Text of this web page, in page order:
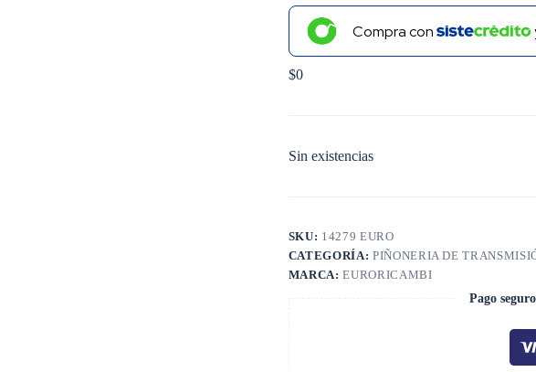
Compra con
$0
Sin existencias
SKU: 14279 EURO
CATEGORÍA: PIÑONERIA DE
MARCA:EURORICAMBI
Pago